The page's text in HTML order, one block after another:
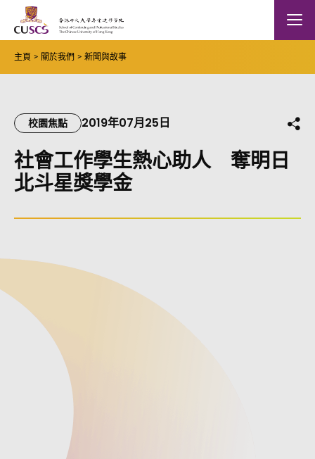
Skip to main content
The Chinese Univeristy of hong Kong Mobile
主頁 關於我們 新聞與故事
校園焦點 2019年07月25日 分
社會工作學生熱心助人 奪明日
北斗星獎學金